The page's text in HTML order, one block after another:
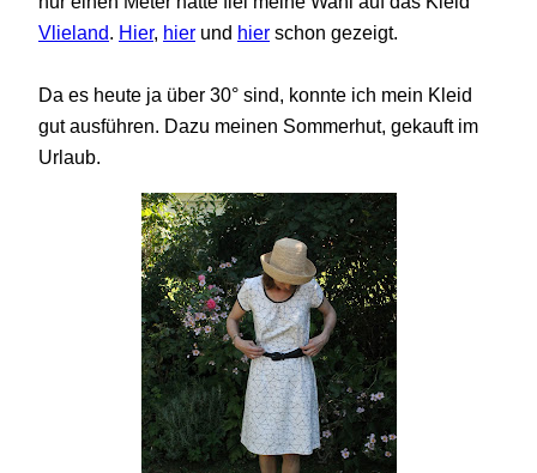
Vlieland. Hier, hier und hier schon gezeigt.
Da es heute ja über 30° sind, konnte ich mein Kleid
gut ausführen. Dazu meinen Sommerhut, gekauft im
Urlaub.